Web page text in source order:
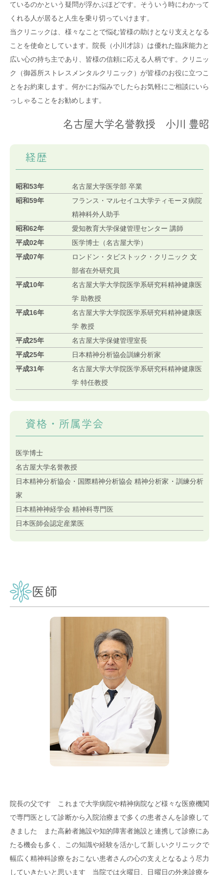
ているのかという疑問が浮かぶほどです。そういう時にわかって
くれる人が居ると人生を乗り切っていけます。
当クリニックは、様々なことで悩む皆様の助けとなり支えとなる
ことを使命としています。院長（小川才諒）は優れた臨床能力と
広い心の持ち主であり、皆様の信頼に応える人柄です。クリニッ
ク（御器所ストレスメンタルクリニック）が皆様のお役に立つこ
とをお約束します。何かにお悩みでしたらお気軽にご相談にいら
っしゃることをお勧めします。
名古屋大学名誉教授 小川 豊昭
経歴
昭和53年
名古屋大学医学部 卒業
昭和59年
フランス・マルセイユ大学ティモーヌ病院
精神科外人助手
昭和62年
愛知教育大学保健管理センター 講師
平成02年
医学博士（名古屋大学）
平成07年
ロンドン・タビストック・クリニック 文
部省在外研究員
平成10年
名古屋大学大学院医学系研究科精神健康医
学 助教授
平成16年
名古屋大学大学院医学系研究科精神健康医
学 教授
平成25年
名古屋大学保健管理室長
平成25年
日本精神分析協会訓練分析家
平成31年
名古屋大学大学院医学系研究科精神健康医
学 特任教授
資格・所属学会
医学博士
名古屋大学名誉教授
日本精神分析協会・国際精神分析協会 精神分析家・訓練分析
家
日本精神神経学会 精神科専門医
日本医師会認定産業医
医師
院長の父です これまで大学病院や精神病院など様々な医療機関
で専門医として診断から入院治療まで多くの患者さんを診療して
きました また高齢者施設や知的障害者施設と連携して診療にあ
たる機会も多く、この知識や経験を活かして新しいクリニックで
幅広く精神科診療をおこない患者さんの心の支えとなるよう尽力
していきたいと思います 当院では火曜日、日曜日の外来診療を